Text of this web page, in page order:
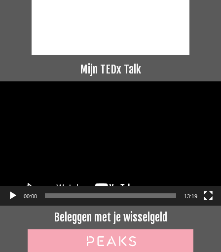
Mijn TEDx Talk
00:00 13:19
Beleggen met je wisselgeld